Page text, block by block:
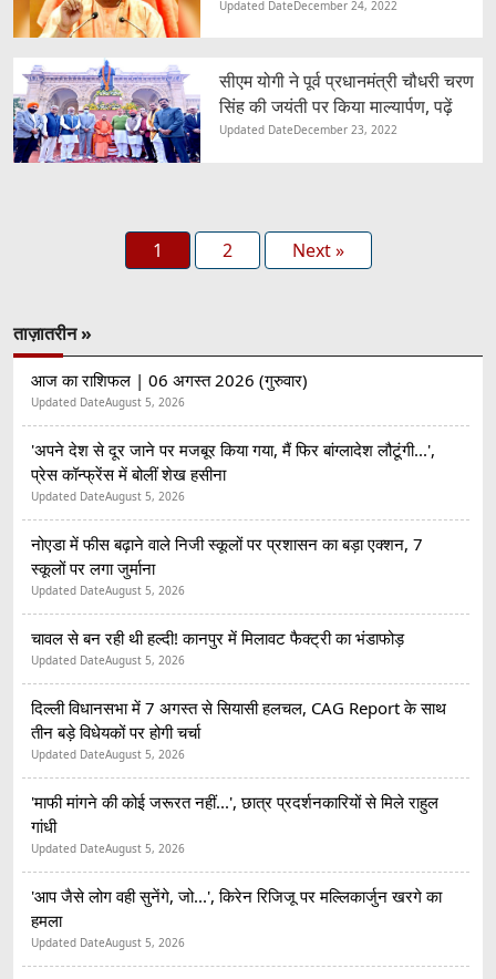
Updated DateDecember 24, 2022
सीएम योगी ने पूर्व प्रधानमंत्री चौधरी चरण
सिंह की जयंती पर किया माल्यार्पण, पढ़ें
Updated DateDecember 23, 2022
1 2 Next »
ताज़ातरीन »
आज का राशिफल | 06 अगस्त 2026 (गुरुवार)
Updated DateAugust 5, 2026
'अपने देश से दूर जाने पर मजबूर किया गया, मैं फिर बांग्लादेश लौटूंगी...',
प्रेस कॉन्फ्रेंस में बोलीं शेख हसीना
Updated DateAugust 5, 2026
नोएडा में फीस बढ़ाने वाले निजी स्कूलों पर प्रशासन का बड़ा एक्शन, 7
स्कूलों पर लगा जुर्माना
Updated DateAugust 5, 2026
चावल से बन रही थी हल्दी! कानपुर में मिलावट फैक्ट्री का भंडाफोड़
Updated DateAugust 5, 2026
दिल्ली विधानसभा में 7 अगस्त से सियासी हलचल, CAG Report के साथ
तीन बड़े विधेयकों पर होगी चर्चा
Updated DateAugust 5, 2026
'माफी मांगने की कोई जरूरत नहीं...', छात्र प्रदर्शनकारियों से मिले राहुल
गांधी
Updated DateAugust 5, 2026
'आप जैसे लोग वही सुनेंगे, जो...', किरेन रिजिजू पर मल्लिकार्जुन खरगे का
हमला
Updated DateAugust 5, 2026